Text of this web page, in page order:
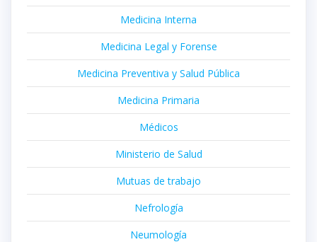
Medicina Interna
Medicina Legal y Forense
Medicina Preventiva y Salud Pública
Medicina Primaria
Médicos
Ministerio de Salud
Mutuas de trabajo
Nefrología
Neumología